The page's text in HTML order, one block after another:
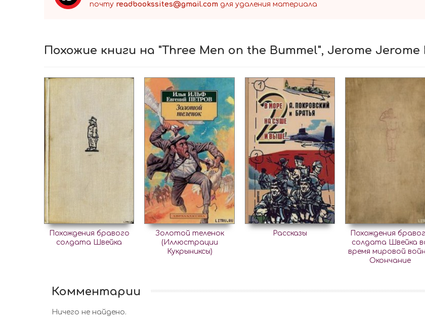
почту readbookssites@gmail.com для удаления материала
Похожие книги на "Three Men on the Bummel", Jerome Jerome
Похождения бравого
солдата Швейка
Золотой теленок
(Иллюстрации
Кукрыниксы)
Рассказы
Похождения
солдата Швейка
время мировой
Окончание
Комментарии
Ничего не найдено.